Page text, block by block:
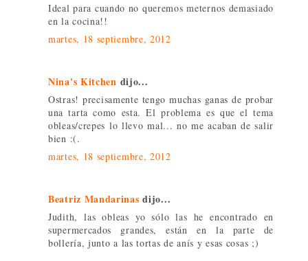
Ideal para cuando no queremos meternos demasiado
en la cocina!!
martes, 18 septiembre, 2012
Nina's Kitchen dijo...
Ostras! precisamente tengo muchas ganas de probar
una tarta como esta. El problema es que el tema
obleas/crepes lo llevo mal... no me acaban de salir
bien :(.
martes, 18 septiembre, 2012
Beatriz Mandarinas dijo...
Judith, las obleas yo sólo las he encontrado en
supermercados grandes, están en la parte de
bollería, junto a las tortas de anís y esas cosas ;)